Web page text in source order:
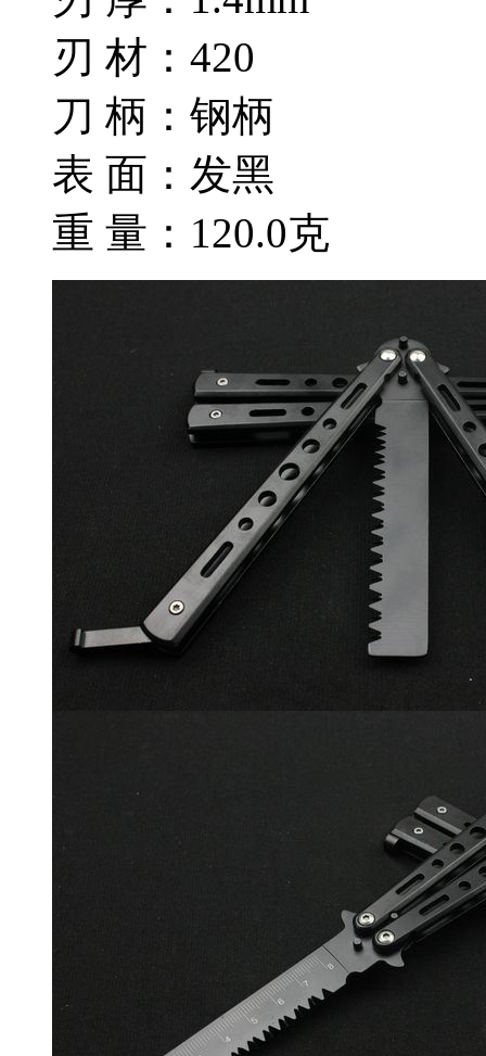
刃 材：420
刀 柄：钢柄
表 面：发黑
重 量：120.0克